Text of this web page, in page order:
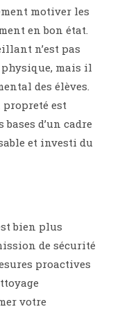
motiver les
en bon état.
n’est pas
mais il
des élèves.
est
d’un cadre
et investi du
bien plus
de sécurité
proactives
votre